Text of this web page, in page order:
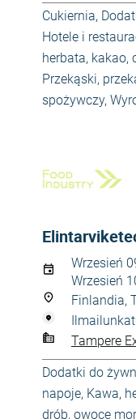
Cukiernia,
Hotele i
herbata, kakao,
Przekąski,
spożywczy,
Wrzesień
Wrzesień
Finlandia,
Tampere
Dodatki do
napoje, Kawa,
drób, owoce